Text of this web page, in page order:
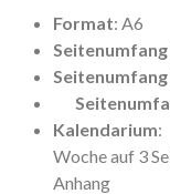
Format: A6
Seitenumfang
Seitenumfang
Kalendarium:
Woche auf 3
Anhang